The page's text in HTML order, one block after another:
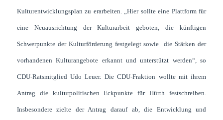
Kulturentwicklungsplan zu erarbeiten. „Hier sollte eine Plattform für
eine Neuausrichtung der Kulturarbeit geboten, die künftigen
Schwerpunkte der Kulturförderung festgelegt sowie die Stärken der
vorhandenen Kulturangebote erkannt und unterstützt werden“, so
CDU-Ratsmitglied Udo Leuer. Die CDU-Fraktion wollte mit ihrem
Antrag die kulturpolitischen Eckpunkte für Hürth festschreiben.
Insbesondere zielte der Antrag darauf ab, die Entwicklung und